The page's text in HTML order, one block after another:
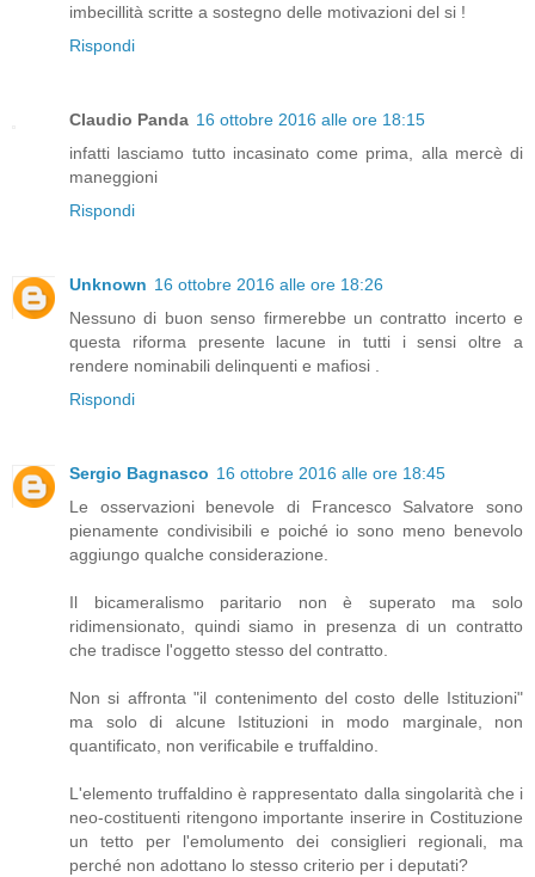
imbecillità scritte a sostegno delle motivazioni del si !
Rispondi
Claudio Panda 16 ottobre 2016 alle ore 18:15
infatti lasciamo tutto incasinato come prima, alla mercè di
maneggioni
Rispondi
Unknown 16 ottobre 2016 alle ore 18:26
Nessuno di buon senso firmerebbe un contratto incerto e
questa riforma presente lacune in tutti i sensi oltre a
rendere nominabili delinquenti e mafiosi .
Rispondi
Sergio Bagnasco 16 ottobre 2016 alle ore 18:45
Le osservazioni benevole di Francesco Salvatore sono
pienamente condivisibili e poiché io sono meno benevolo
aggiungo qualche considerazione.
Il bicameralismo paritario non è superato ma solo
ridimensionato, quindi siamo in presenza di un contratto
che tradisce l'oggetto stesso del contratto.
Non si affronta "il contenimento del costo delle Istituzioni"
ma solo di alcune Istituzioni in modo marginale, non
quantificato, non verificabile e truffaldino.
L'elemento truffaldino è rappresentato dalla singolarità che i
neo-costituenti ritengono importante inserire in Costituzione
un tetto per l'emolumento dei consiglieri regionali, ma
perché non adottano lo stesso criterio per i deputati?